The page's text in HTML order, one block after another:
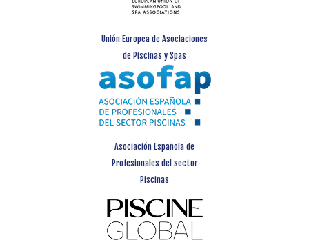
Unión Europea de Asociaciones
de Piscinas y Spas
Asociación Española de
Profesionales del sector
Piscinas